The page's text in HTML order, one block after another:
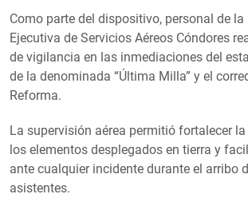
Como parte del dispositivo, personal de la
Ejecutiva de Servicios Aéreos Cóndores
de vigilancia en las inmediaciones del
de la denominada “Última Milla” y el
Reforma.
La supervisión aérea permitió fortalecer
los elementos desplegados en tierra y
ante cualquier incidente durante el arribo
asistentes.